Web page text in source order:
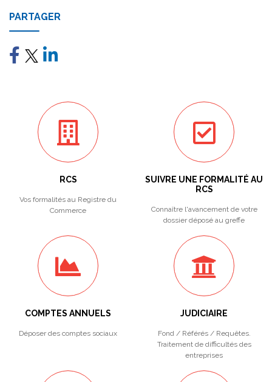
PARTAGER
RCS
Vos formalités au Registre du
Commerce
SUIVRE UNE FORMALITÉ AU
RCS
Connaître l'avancement de votre
dossier déposé au greffe
COMPTES ANNUELS
Déposer des comptes sociaux
JUDICIAIRE
Fond / Référés / Requêtes.
Traitement de difficultés des
entreprises